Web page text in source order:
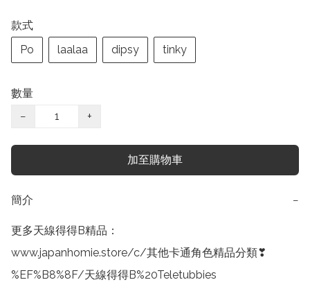
款式
Po
laalaa dipsy tinky
數量
−
+
加至購物車
簡介 −
更多天線得得B精品：
www.japanhomie.store/c/其他卡通角色精品分類❣
%EF%B8%8F/天線得得B%20Teletubbies